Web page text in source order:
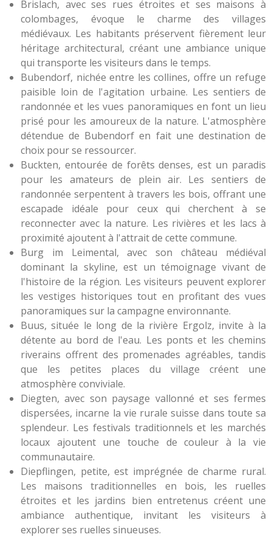
Brislach, avec ses rues étroites et ses maisons à
colombages, évoque le charme des villages
médiévaux. Les habitants préservent fièrement leur
héritage architectural, créant une ambiance unique
qui transporte les visiteurs dans le temps.
Bubendorf, nichée entre les collines, offre un refuge
paisible loin de l'agitation urbaine. Les sentiers de
randonnée et les vues panoramiques en font un lieu
prisé pour les amoureux de la nature. L'atmosphère
détendue de Bubendorf en fait une destination de
choix pour se ressourcer.
Buckten, entourée de forêts denses, est un paradis
pour les amateurs de plein air. Les sentiers de
randonnée serpentent à travers les bois, offrant une
escapade idéale pour ceux qui cherchent à se
reconnecter avec la nature. Les rivières et les lacs à
proximité ajoutent à l'attrait de cette commune.
Burg im Leimental, avec son château médiéval
dominant la skyline, est un témoignage vivant de
l'histoire de la région. Les visiteurs peuvent explorer
les vestiges historiques tout en profitant des vues
panoramiques sur la campagne environnante.
Buus, située le long de la rivière Ergolz, invite à la
détente au bord de l'eau. Les ponts et les chemins
riverains offrent des promenades agréables, tandis
que les petites places du village créent une
atmosphère conviviale.
Diegten, avec son paysage vallonné et ses fermes
dispersées, incarne la vie rurale suisse dans toute sa
splendeur. Les festivals traditionnels et les marchés
locaux ajoutent une touche de couleur à la vie
communautaire.
Diepflingen, petite, est imprégnée de charme rural.
Les maisons traditionnelles en bois, les ruelles
étroites et les jardins bien entretenus créent une
ambiance authentique, invitant les visiteurs à
explorer ses ruelles sinueuses.